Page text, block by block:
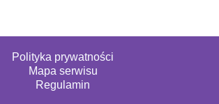
Polityka prywatności
Mapa serwisu
Regulamin